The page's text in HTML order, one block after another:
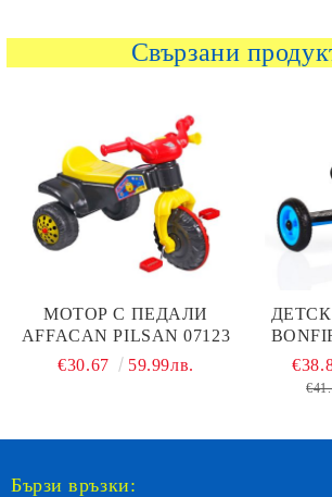
Свързани
МОТОР С ПЕДАЛИ
AFFACAN PILSAN 07123
€30.67
59.99лв.
Бързи връзки: